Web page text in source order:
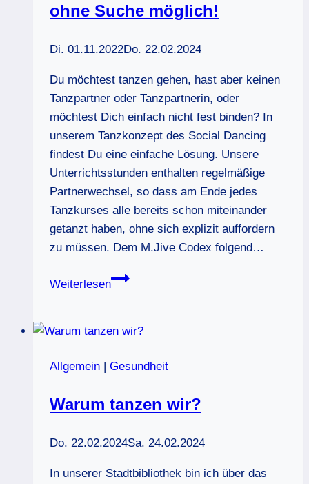
ohne Suche möglich!
Di. 01.11.2022Do. 22.02.2024
Du möchtest tanzen gehen, hast aber keinen
Tanzpartner oder Tanzpartnerin, oder
möchtest Dich einfach nicht fest binden? In
unserem Tanzkonzept des Social Dancing
findest Du eine einfache Lösung. Unsere
Unterrichtsstunden enthalten regelmäßige
Partnerwechsel, so dass am Ende jedes
Tanzkurses alle bereits schon miteinander
getanzt haben, ohne sich explizit auffordern
zu müssen. Dem M.Jive Codex folgend…
Weiterlesen
Tanzpartner/in
finden
bei
einfach
ohne
Allgemein | Gesundheit
Warum tanzen wir?
Do. 22.02.2024Sa. 24.02.2024
In unserer Stadtbibliothek bin ich über das